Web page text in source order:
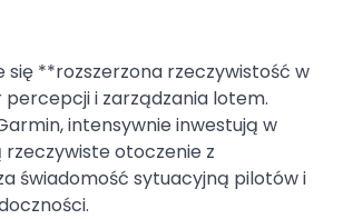
się **rozszerzona rzeczywistość w
i zarządzania lotem.
intensywnie inwestują w
otoczenie z
świadomość sytuacyjną pilotów i